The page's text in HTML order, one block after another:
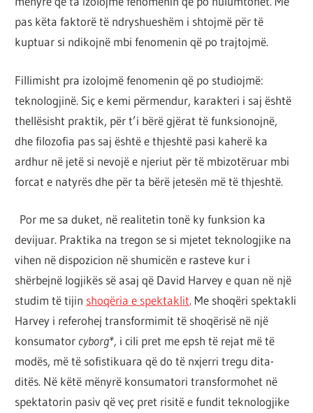
pas këta faktorë të ndryshueshëm i shtojmë për të
kuptuar si ndikojnë mbi fenomenin që po trajtojmë.
Fillimisht pra izolojmë fenomenin që po studiojmë:
teknologjinë. Siç e kemi përmendur, karakteri i saj është
thellësisht praktik, për t’i bërë gjërat të funksionojnë,
dhe filozofia pas saj është e thjeshtë pasi kaherë ka
ardhur në jetë si nevojë e njeriut për të mbizotëruar mbi
forcat e natyrës dhe për ta bërë jetesën më të thjeshtë.
Por me sa duket, në realitetin tonë ky funksion ka
devijuar. Praktika na tregon se si mjetet teknologjike na
vihen në dispozicion në shumicën e rasteve kur i
shërbejnë logjikës së asaj që David Harvey e quan në një
studim të tijin shoqëria e spektaklit. Me shoqëri spektakli
Harvey i referohej transformimit të shoqërisë në një
konsumator cyborg*, i cili pret me epsh të rejat më të
modës, më të sofistikuara që do të nxjerri tregu dita-
ditës. Në këtë mënyrë konsumatori transformohet në
spektatorin pasiv që veç pret risitë e fundit teknologjike